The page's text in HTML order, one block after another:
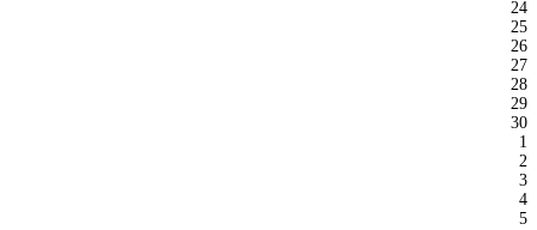
24
25
26
27
28
29
30
1
2
3
4
5